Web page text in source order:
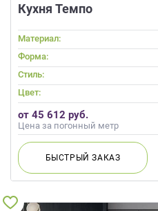
Кухня Темпо
Материал:
Форма:
Стиль:
Цвет:
от 45 612 руб.
Цена за погонный метр
БЫСТРЫЙЗАКАЗ